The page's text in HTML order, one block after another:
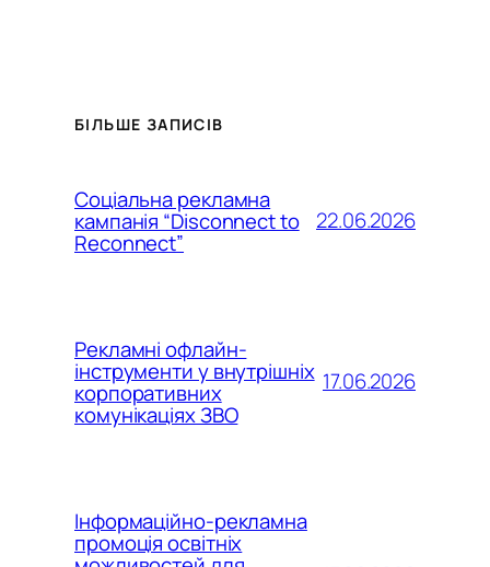
БІЛЬШЕ ЗАПИСІВ
Соціальна рекламна
кампанія “Disconnect to
Reconnect”
22.06.2026
Рекламні офлайн-
інструменти у внутрішніх
корпоративних
комунікаціях ЗВО
17.06.2026
Інформаційно-рекламна
промоція освітніх